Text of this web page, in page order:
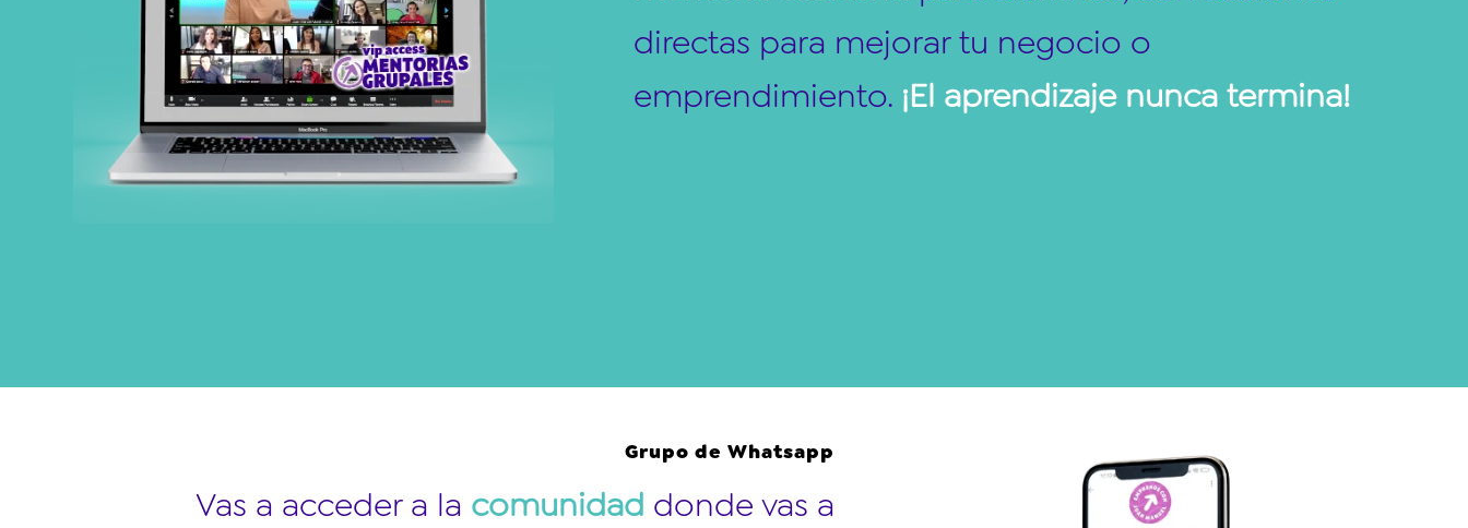
directas para mejorar tu negocio o
emprendimiento. ¡El aprendizaje nunca termina!
Grupo de Whatsapp
Vas a acceder a la comunidad donde vas a